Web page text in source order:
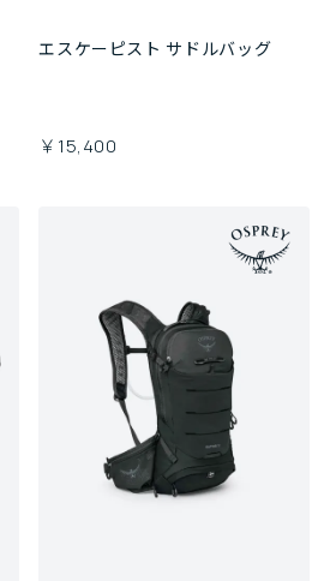
エスケーピスト サドルバッグ
￥15,400